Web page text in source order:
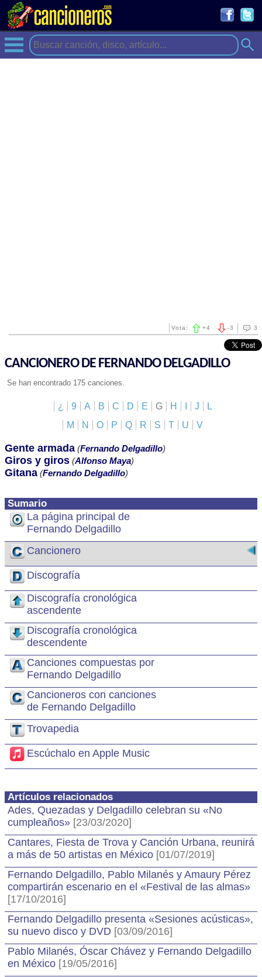
3
-3
Vota: +4
CANCIONERO DE FERNANDO DELGADILLO
Se han encontrado 175 canciones.
¿ 9 A B C D E G H J
L
M
N O P Q R S T U V
Sumario
La página principal de
Fernando Delgadillo
Cancionero
Discografía
Discografía cronológica
ascendente
Discografía cronológica
descendente
Canciones compuestas por
Fernando Delgadillo
Cancioneros con canciones
de Fernando Delgadillo
Trovapedia
Escúchalo en Apple Music
Artículos relacionados
Ades, Quezadas y Delgadillo celebran su «No
cumpleaños» [23/03/2020]
Cantares, Fiesta de Trova y Canción Urbana, reunirá
a más de 50 artistas en México [01/07/2019]
Fernando Delgadillo, Pablo Milanés y Amaury Pérez
compartirán escenario en el «Festival de las almas»
[17/10/2016]
Fernando Delgadillo presenta «Sesiones acústicas»,
su nuevo disco y DVD [03/09/2016]
Pablo Milanés, Óscar Chávez y Fernando Delgadillo
en México [19/05/2016]
Gente armada (Fernando Delgadillo)
Giros y giros (Alfonso Maya)
Gitana (Fernando Delgadillo)